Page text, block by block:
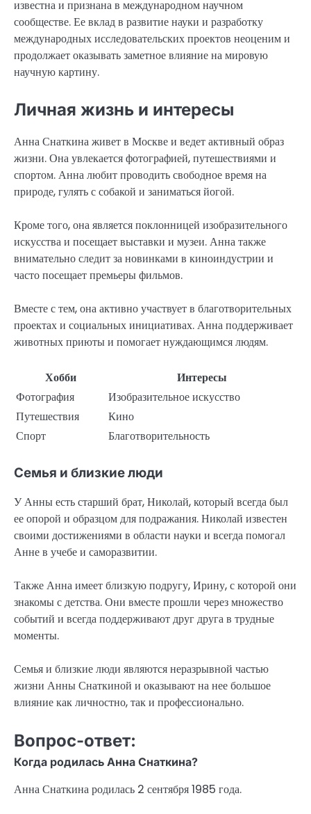
известна и признана в международном научном
сообществе. Ее вклад в развитие науки и разработку
международных исследовательских проектов неоценим и
продолжает оказывать заметное влияние на мировую
научную картину.
Личная жизнь и интересы
Анна Снаткина живет в Москве и ведет активный образ
жизни. Она увлекается фотографией, путешествиями и
спортом. Анна любит проводить свободное время на
природе, гулять с собакой и заниматься йогой.
Кроме того, она является поклонницей изобразительного
искусства и посещает выставки и музеи. Анна также
внимательно следит за новинками в киноиндустрии и
часто посещает премьеры фильмов.
Вместе с тем, она активно участвует в благотворительных
проектах и социальных инициативах. Анна поддерживает
животных приюты и помогает нуждающимся людям.
Хобби
Интересы
Фотография
Изобразительное искусство
Путешествия
Кино
Спорт
Благотворительность
Семья и близкие люди
У Анны есть старший брат, Николай, который всегда был
ее опорой и образцом для подражания. Николай известен
своими достижениями в области науки и всегда помогал
Анне в учебе и саморазвитии.
Также Анна имеет близкую подругу, Ирину, с которой они
знакомы с детства. Они вместе прошли через множество
событий и всегда поддерживают друг друга в трудные
моменты.
Семья и близкие люди являются неразрывной частью
жизни Анны Снаткиной и оказывают на нее большое
влияние как личностно, так и профессионально.
Вопрос-ответ:
Когда родилась Анна Снаткина?
Анна Снаткина родилась 2 сентября 1985 года.